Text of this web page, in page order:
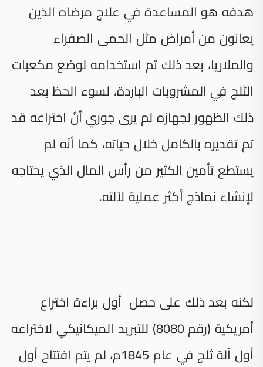
هدفه هو المساعدة في علاج مرضاه الذين
يعانون من أمراض مثل الحمى الصفراء
والملاريا، بعد ذلك تم استخدامه لوضع مكعبات
الثلج في المشروبات الباردة، لسوء الحظ بعد
ذلك الظهور لجهازه لم يرى جوري أنّ اختراعه قد
تم تقديره بالكامل خلال حياته، كما أنّه لم
يستطع تأمين الكثير من رأس المال الذي يحتاجه
لإنشاء نماذج أكثر عملية لآلته.
لكنه بعد ذلك على حصل أول براءة اختراع
أمريكية (رقم 8080) للتبريد الميكانيكي لاختراعه
أول آلة ثلج في عام 1845م، لم يتم افتتاح أول